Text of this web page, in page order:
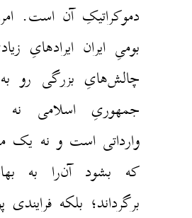
دموکراتیکِ آن است.
بومیِ‌ ایران ایرادهایِ
چالش‌هایِ بزرگی رو
جمهوریِ اسلامی
وارداتی است و نه یک
که بشود آن‌را به
برگرداند؛ بلکه